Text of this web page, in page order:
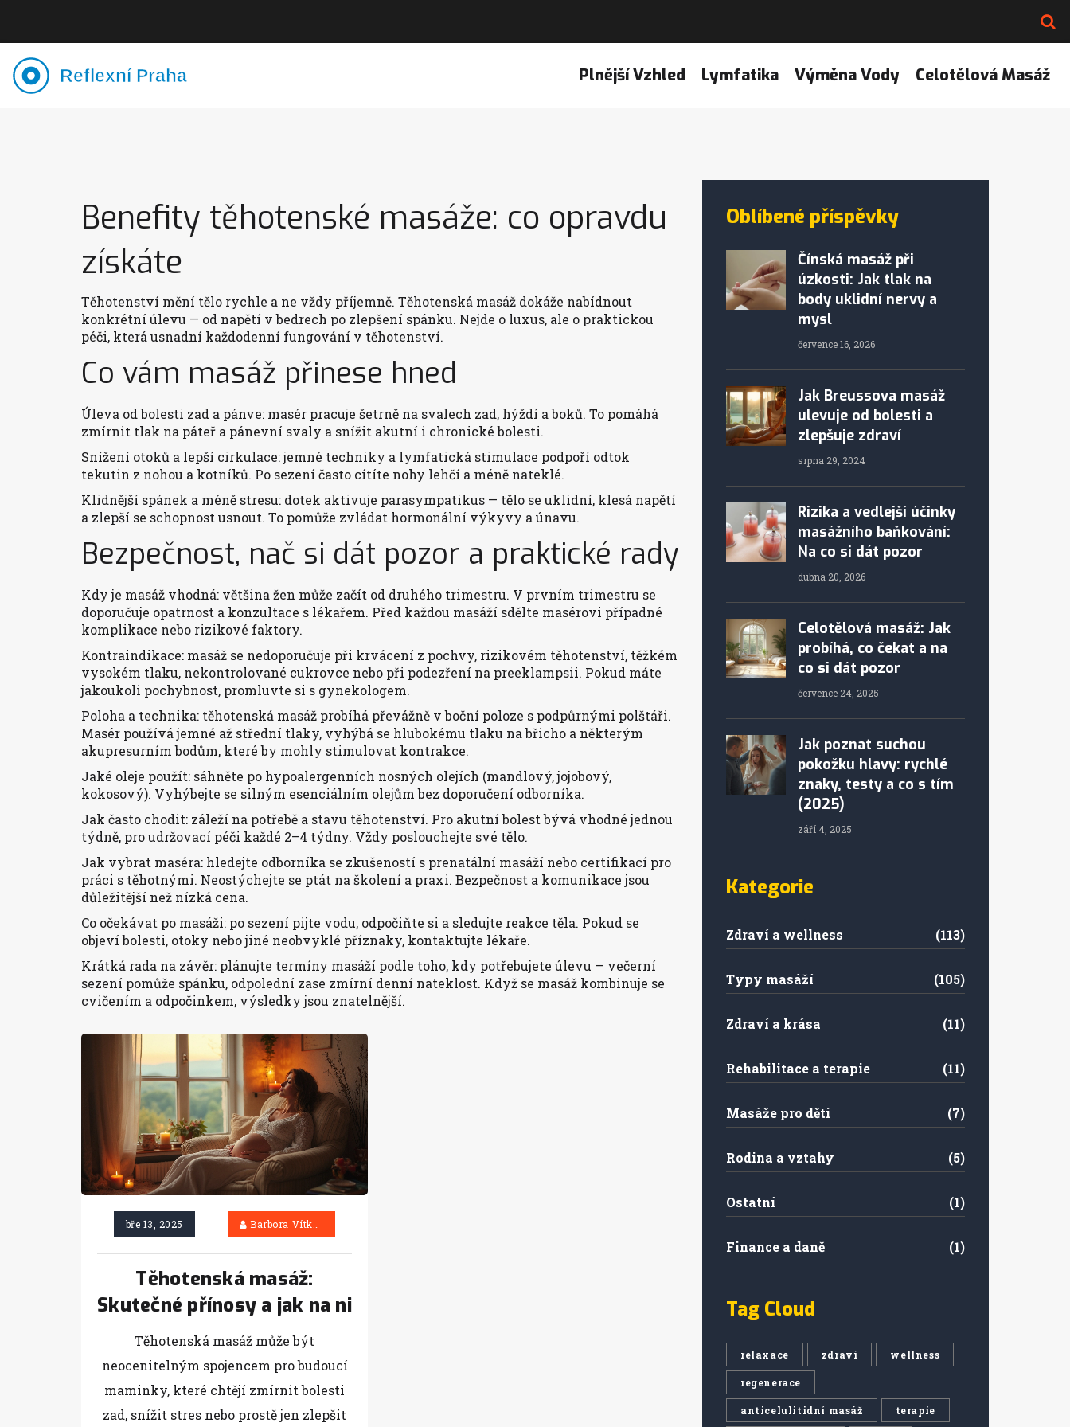
Plnější Vzhled Lymfatika Výměna Vody Celotělová Masáž
Benefity těhotenské masáže: co opravdu
získáte
Těhotenství mění tělo rychle a ne vždy příjemně. Těhotenská masáž dokáže nabídnout
konkrétní úlevu — od napětí v bedrech po zlepšení spánku. Nejde o luxus, ale o praktickou
péči, která usnadní každodenní fungování v těhotenství.
Co vám masáž přinese hned
Úleva od bolesti zad a pánve: masér pracuje šetrně na svalech zad, hýždí a boků. To pomáhá
zmírnit tlak na páteř a pánevní svaly a snížit akutní i chronické bolesti.
Snížení otoků a lepší cirkulace: jemné techniky a lymfatická stimulace podpoří odtok
tekutin z nohou a kotníků. Po sezení často cítíte nohy lehčí a méně nateklé.
Klidnější spánek a méně stresu: dotek aktivuje parasympatikus — tělo se uklidní, klesá napětí
a zlepší se schopnost usnout. To pomůže zvládat hormonální výkyvy a únavu.
Bezpečnost, nač si dát pozor a praktické rady
Kdy je masáž vhodná: většina žen může začít od druhého trimestru. V prvním trimestru se
doporučuje opatrnost a konzultace s lékařem. Před každou masáží sdělte masérovi případné
komplikace nebo rizikové faktory.
Kontraindikace: masáž se nedoporučuje při krvácení z pochvy, rizikovém těhotenství, těžkém
vysokém tlaku, nekontrolované cukrovce nebo při podezření na preeklampsii. Pokud máte
jakoukoli pochybnost, promluvte si s gynekologem.
Poloha a technika: těhotenská masáž probíhá převážně v boční poloze s podpůrnými polštáři.
Masér používá jemné až střední tlaky, vyhýbá se hlubokému tlaku na břicho a některým
akupresurním bodům, které by mohly stimulovat kontrakce.
Jaké oleje použít: sáhněte po hypoalergenních nosných olejích (mandlový, jojobový,
kokosový). Vyhýbejte se silným esenciálním olejům bez doporučení odborníka.
Jak často chodit: záleží na potřebě a stavu těhotenství. Pro akutní bolest bývá vhodné jednou
týdně, pro udržovací péči každé 2–4 týdny. Vždy poslouchejte své tělo.
Jak vybrat maséra: hledejte odborníka se zkušeností s prenatální masáží nebo certifikací pro
práci s těhotnými. Neostýchejte se ptát na školení a praxi. Bezpečnost a komunikace jsou
důležitější než nízká cena.
Co očekávat po masáži: po sezení pijte vodu, odpočiňte si a sledujte reakce těla. Pokud se
objeví bolesti, otoky nebo jiné neobvyklé příznaky, kontaktujte lékaře.
Krátká rada na závěr: plánujte termíny masáží podle toho, kdy potřebujete úlevu — večerní
sezení pomůže spánku, odpolední zase zmírní denní nateklost. Když se masáž kombinuje se
cvičením a odpočinkem, výsledky jsou znatelnější.
bře 13, 2025 Barbora Vítková
Těhotenská masáž:
Skutečné přínosy a jak na ni
Těhotenská masáž může být
neocenitelným spojencem pro budoucí
maminky, které chtějí zmírnit bolesti
zad, snížit stres nebo prostě jen zlepšit
Oblíbené příspěvky
Čínská masáž při
úzkosti: Jak tlak na
body uklidní nervy a
mysl
července 16, 2026
Jak Breussova masáž
ulevuje od bolesti a
zlepšuje zdraví
srpna 29, 2024
Rizika a vedlejší účinky
masážního baňkování:
Na co si dát pozor
dubna 20, 2026
Celotělová masáž: Jak
probíhá, co čekat a na
co si dát pozor
července 24, 2025
Jak poznat suchou
pokožku hlavy: rychlé
znaky, testy a co s tím
(2025)
září 4, 2025
Kategorie
Zdraví a wellness (113)
Typy masáží (105)
Zdraví a krása (11)
Rehabilitace a terapie (11)
Masáže pro děti (7)
Rodina a vztahy (5)
Ostatní (1)
Finance a daně (1)
Tag Cloud
relaxace zdraví wellness
regenerace
anticelulitidní masáž terapie